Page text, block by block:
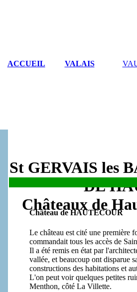
St GERVAIS les
DE
Châteaux de
ACCUEIL VALAIS
Château de HAUTECOUR
Le château est cité une première
commandait tous les accès de
Il a été remis en état par
vallée, et beaucoup ont disparue
constructions des habitations et
L'on peut voir quelques petites
Menthon, côté La Villette.